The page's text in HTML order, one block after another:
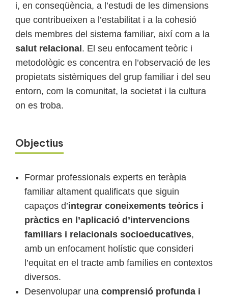
i, en conseqüència, a l’estudi de les dimensions
que contribueixen a l’estabilitat i a la cohesió
dels membres del sistema familiar, així com a la
salut relacional . El seu enfocament teòric i
metodològic es concentra en l’observació de les
propietats sistèmiques del grup familiar i del seu
entorn, com la comunitat, la societat i la cultura
on es troba.
Objectius
Formar professionals experts en teràpia
familiar altament qualificats que siguin
capaços d’integrar coneixements teòrics i
pràctics en l’aplicació d’intervencions
familiars i relacionals socioeducatives,
amb un enfocament holístic que consideri
l’equitat en el tracte amb famílies en contextos
diversos.
Desenvolupar una comprensió profunda i